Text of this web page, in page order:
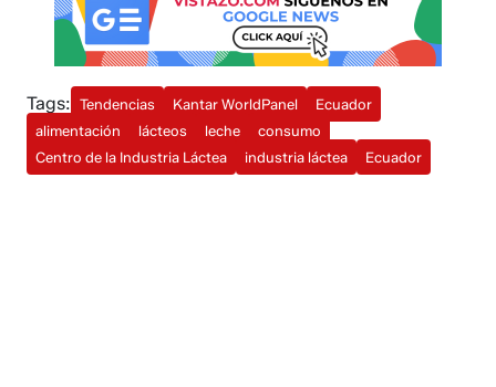
Tags: Tendencias Kantar WorldPanel
Ecuador
alimentación
lácteos leche
consumo
Centro de la Industria Láctea
industria láctea Ecuador